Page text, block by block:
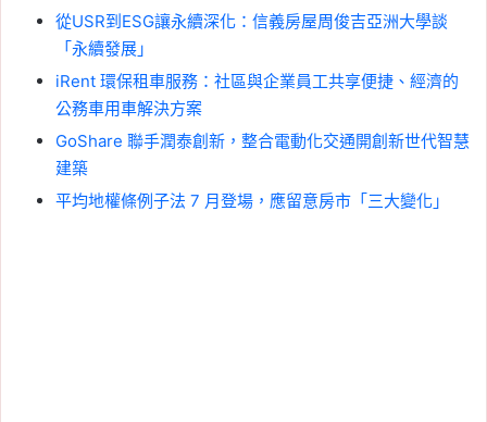
從USR到ESG讓永續深化：信義房屋周俊吉亞洲大學談
「永續發展」
iRent 環保租車服務：社區與企業員工共享便捷、經濟的
公務車用車解決方案
GoShare 聯手潤泰創新，整合電動化交通開創新世代智慧
建築
平均地權條例子法 7 月登場，應留意房市「三大變化」